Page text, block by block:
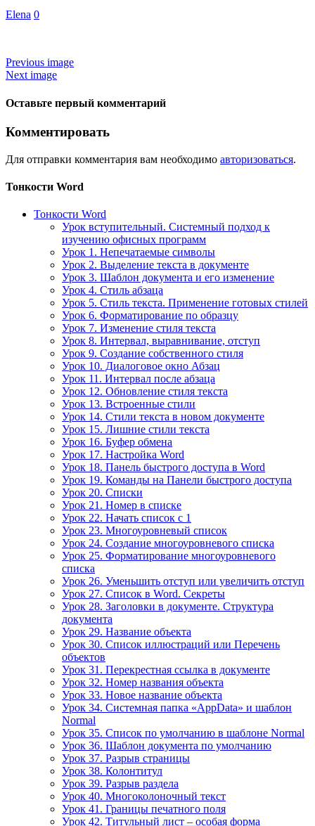
Elena 0
Previous image
Next image
Оставьте первый комментарий
Комментировать
Для отправки комментария вам необходимо авторизоваться.
Тонкости Word
Тонкости Word
Урок вступительный. Системный подход к
изучению офисных программ
Урок 1. Непечатаемые символы
Урок 2. Выделение текста в документе
Урок 3. Шаблон документа и его изменение
Урок 4. Стиль абзаца
Урок 5. Стиль текста. Применение готовых стилей
Урок 6. Форматирование по образцу
Урок 7. Изменение стиля текста
Урок 8. Интервал, выравнивание, отступ
Урок 9. Создание собственного стиля
Урок 10. Диалоговое окно Абзац
Урок 11. Интервал после абзаца
Урок 12. Обновление стиля текста
Урок 13. Встроенные стили
Урок 14. Стили текста в новом документе
Урок 15. Лишние стили текста
Урок 16. Буфер обмена
Урок 17. Настройка Word
Урок 18. Панель быстрого доступа в Word
Урок 19. Команды на Панели быстрого доступа
Урок 20. Списки
Урок 21. Номер в списке
Урок 22. Начать список с 1
Урок 23. Многоуровневый список
Урок 24. Создание многоуровневого списка
Урок 25. Форматирование многоуровневого
списка
Урок 26. Уменьшить отступ или увеличить отступ
Урок 27. Список в Word. Секреты
Урок 28. Заголовки в документе. Структура
документа
Урок 29. Название объекта
Урок 30. Список иллюстраций или Перечень
объектов
Урок 31. Перекрестная ссылка в документе
Урок 32. Номер названия объекта
Урок 33. Новое название объекта
Урок 34. Системная папка «AppData» и шаблон
Normal
Урок 35. Список по умолчанию в шаблоне Normal
Урок 36. Шаблон документа по умолчанию
Урок 37. Разрыв страницы
Урок 38. Колонтитул
Урок 39. Разрыв раздела
Урок 40. Многоколоночный текст
Урок 41. Границы печатного поля
Урок 42. Титульный лист – особая форма